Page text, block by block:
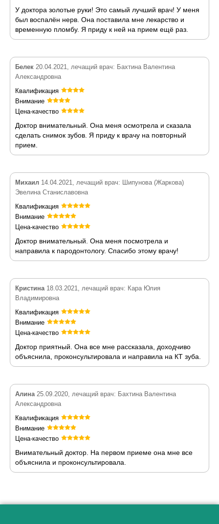
У доктора золотые руки! Это самый лучший врач! У меня
был воспалён нерв. Она поставила мне лекарство и
временную пломбу. Я приду к ней на прием ещё раз.
Белек 20.04.2021, лечащий врач: Бахтина Валентина
Александровна
Квалификация
Внимание
Цена-качество
Доктор внимательный. Она меня осмотрела и сказала
сделать снимок зубов. Я приду к врачу на повторный
прием.
Михаил 14.04.2021, лечащий врач: Шипунова (Жаркова)
Эвелина Станиславовна
Квалификация
Внимание
Цена-качество
Доктор внимательный. Она меня посмотрела и
направила к пародонтологу. Спасибо этому врачу!
Кристина18.03.2021, лечащий врач: Кара Юлия
Владимировна
Квалификация
Внимание
Цена-качество
Доктор приятный. Она все мне рассказала, доходчиво
объяснила, проконсультировала и направила на КТ зуба.
Алина25.09.2020, лечащий врач: Бахтина Валентина
Александровна
Квалификация
Внимание
Цена-качество
Внимательный доктор. На первом приеме она мне все
объяснила и проконсультировала.